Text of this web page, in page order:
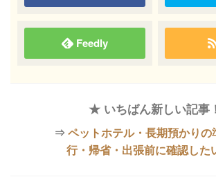
Feedly
★ いちばん新しい記事！
⇒ ペットホテル・長期預かりの
行・帰省・出張前に確認した